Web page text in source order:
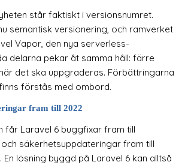
står faktiskt i versionsnumret.
semantisk versionering, och ramverket
Vapor, den nya serverless-
delarna pekar åt samma håll: färre
det ska uppgraderas. Förbättringarna
förstås med ombord.
fram till 2022
får Laravel 6 buggfixar fram till
säkerhetsuppdateringar fram till
En lösning byggd på Laravel 6 kan alltså